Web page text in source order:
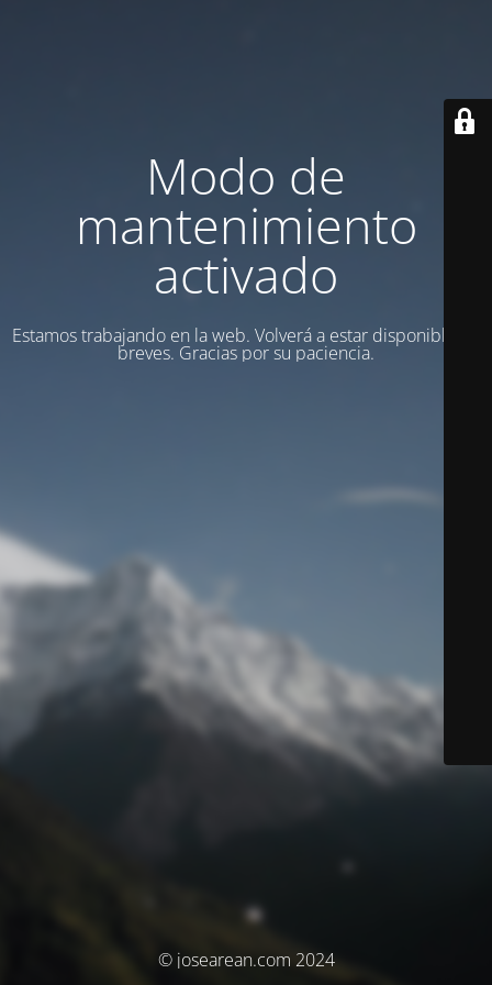
Modo de
mantenimiento
activado
Estamos trabajando en la web. Volverá a estar disponible en
breves. Gracias por su paciencia.
© josearean.com 2024